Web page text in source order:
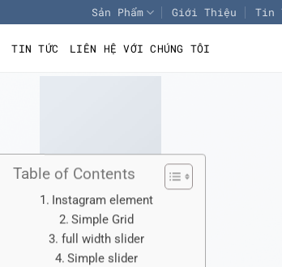
Sản Phẩm Giới Thiệu Tin
TIN TỨC LIÊN HỆ VỚI CHÚNG TÔI
Table of Contents
Instagram element
Simple Grid
full width slider
Simple slider